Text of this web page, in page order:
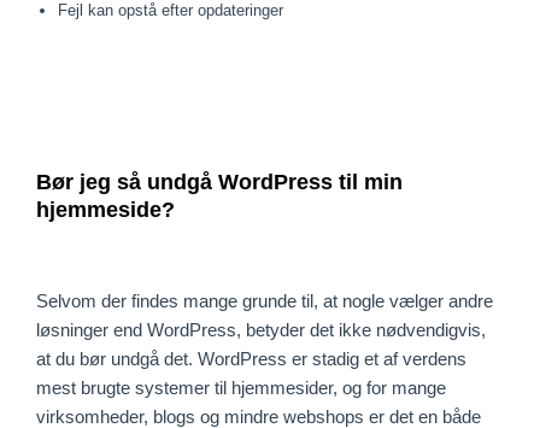
Fejl kan opstå efter opdateringer
Bør jeg så undgå WordPress til min
hjemmeside?
Selvom der findes mange grunde til, at nogle vælger andre
løsninger end WordPress, betyder det ikke nødvendigvis,
at du bør undgå det. WordPress er stadig et af verdens
mest brugte systemer til hjemmesider, og for mange
virksomheder, blogs og mindre webshops er det en både